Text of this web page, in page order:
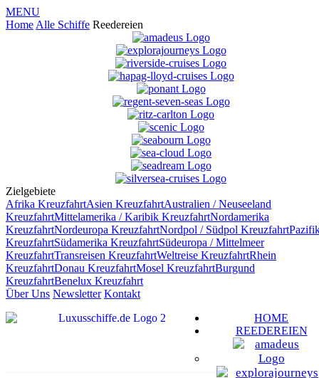
MENU
Home Alle Schiffe Reedereien
Zielgebiete
Afrika KreuzfahrtAsien KreuzfahrtAustralien / Neuseeland
KreuzfahrtMittelamerika / Karibik KreuzfahrtNordamerika
KreuzfahrtNordeuropa KreuzfahrtNordpol / Südpol Kreuzfahrt
KreuzfahrtSüdamerika KreuzfahrtSüdeuropa / Mittelmeer
KreuzfahrtTransreisen KreuzfahrtWeltreise KreuzfahrtRhein
KreuzfahrtDonau KreuzfahrtMosel KreuzfahrtBurgund
KreuzfahrtBenelux Kreuzfahrt
Über Uns Newsletter Kontakt
HOME
REEDEREIEN